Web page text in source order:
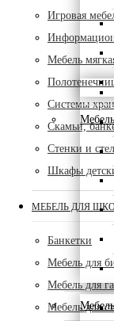
Игровая
Мебель
Системы
Скамьи,
Стенки и
Шкафы
МЕБЕЛЬ ДЛЯ
Банкетки
Мебель для
Мебель для
Мебель для